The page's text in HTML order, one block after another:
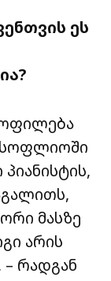
ეს
?
პიანისტის,
,
მასზე
არის
– რადგან